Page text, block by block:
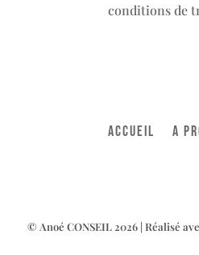
conditions de
ACCUEIL A
© Anoé CONSEIL 2026 | Réalisé